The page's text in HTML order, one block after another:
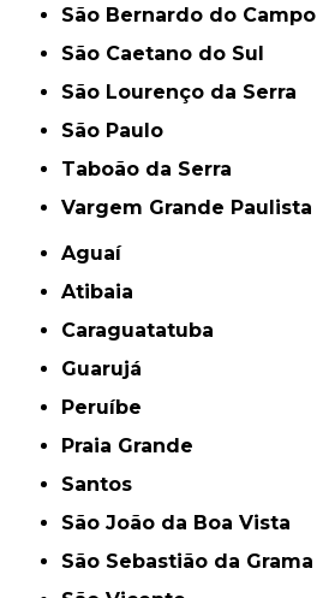
São Bernardo do Campo
São Caetano do Sul
São Lourenço da Serra
São Paulo
Taboão da Serra
Vargem Grande Paulista
Aguaí
Atibaia
Caraguatatuba
Guarujá
Peruíbe
Praia Grande
Santos
São João da Boa Vista
São Sebastião da Grama